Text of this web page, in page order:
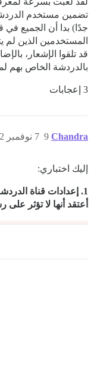
تضمين مستخدم
جدًا) بدا أن الجميع في
المستخدمين الذين لم
قد تلقوا الإشعار،
بالدردشة الخاص بهم
3 إعجابات
Chandra 7 نوفمبر 2022، 6:17ص 9
إليك اختباري:
1. إعدادات قناة
أعتقد أنها لا تؤثر على